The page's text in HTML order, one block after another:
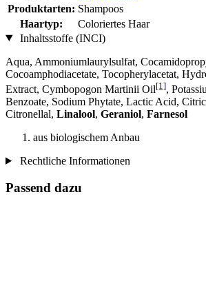
Produktarten: Shampoos
Haartyp:
Coloriertes Haar
Inhaltsstoffe (INCI)
Aqua, Ammoniumlaurylsulfat,
Cocoamphodiacetate, Tocopherylacetat,
Extract, Cymbopogon Martinii Oil[1],
Benzoate, Sodium Phytate, Lactic Acid,
Citronellal, Linalool, Geraniol, Farnesol
aus biologischem Anbau
Rechtliche Informationen
Passend dazu